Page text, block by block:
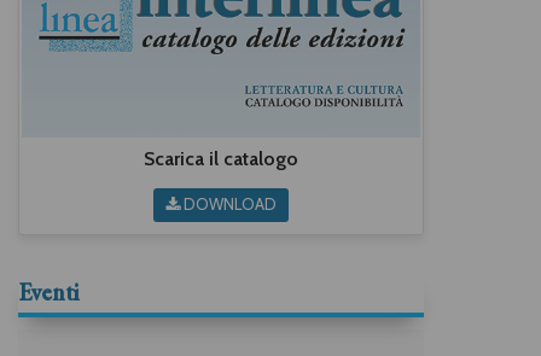
Scarica il catalogo
DOWNLOAD
Eventi